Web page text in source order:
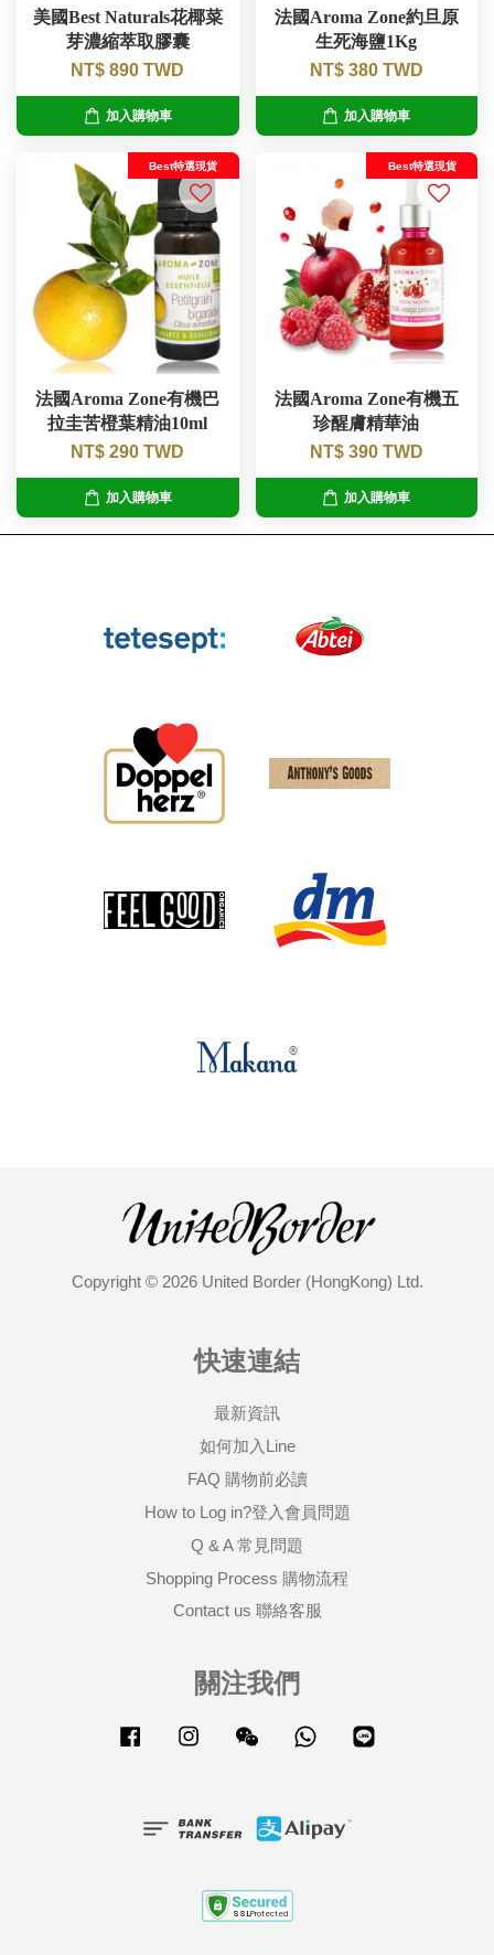
美國Best Naturals花椰菜
芽濃縮萃取膠囊
NT$ 890 TWD
加入購物車
法國Aroma Zone約旦原
生死海鹽1Kg
NT$ 380 TWD
加入購物車
Best特選現貨
法國Aroma Zone有機巴
拉圭苦橙葉精油10ml
NT$ 290 TWD
加入購物車
Best特選現貨
法國Aroma Zone有機五
珍醒膚精華油
NT$ 390 TWD
加入購物車
Copyright © 2026 United Border (HongKong) Ltd.
快速連結
最新資訊
如何加入Line
FAQ 購物前必讀
How to Log in?登入會員問題
Q & A 常見問題
Shopping Process 購物流程
Contact us 聯絡客服
關注我們
Facebook Instagram Wechat Whatsapp